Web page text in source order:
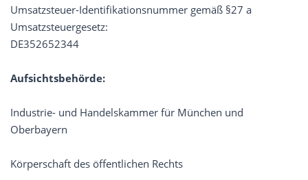
Umsatzsteuer-Identifikationsnummer gemäß §27 a
Umsatzsteuergesetz:
DE352652344
Aufsichtsbehörde:
Industrie- und Handelskammer für München und
Oberbayern
Körperschaft des öffentlichen Rechts